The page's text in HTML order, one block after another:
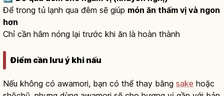
Để trong tủ lạnh qua đêm sẽ giúp món ăn thấm vị và ngon
hơn
Chỉ cần hâm nóng lại trước khi ăn là hoàn thành
Điểm cần lưu ý khi nấu
Nếu không có awamori, bạn có thể thay bằng sake hoặc